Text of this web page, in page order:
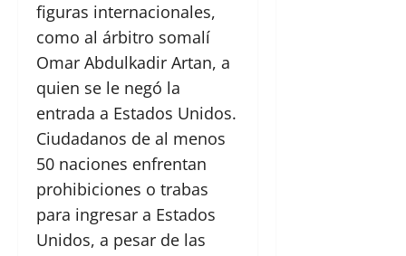
figuras internacionales,
como al árbitro somalí
Omar Abdulkadir Artan, a
quien se le negó la
entrada a Estados Unidos.
Ciudadanos de al menos
50 naciones enfrentan
prohibiciones o trabas
para ingresar a Estados
Unidos, a pesar de las